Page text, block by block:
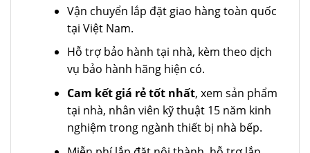
Vận chuyển lắp đặt giao hàng toàn quốc
tại Việt Nam.
Hỗ trợ bảo hành tại nhà, kèm theo dịch
vụ bảo hành hãng hiện có.
Cam kết giá rẻ tốt nhất, xem sản phẩm
tại nhà, nhân viên kỹ thuật 15 năm kinh
nghiệm trong ngành thiết bị nhà bếp.